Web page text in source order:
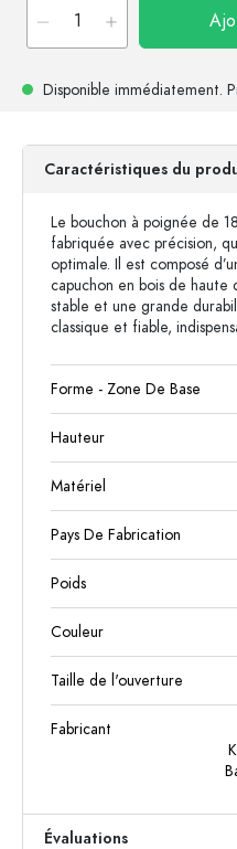
Disponible immédiatement.
Caractéristiques du
Le bouchon à poignée de
fabriquée avec précision,
optimale. Il est composé
capuchon en bois de
stable et une grande
classique et fiable,
Forme - Zone De Base
Hauteur
Matériel
Pays De Fabrication
Poids
Couleur
Taille de l'ouverture
Fabricant
Évaluations